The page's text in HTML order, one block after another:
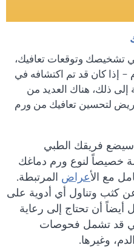
تشخيصك وتوقعات تعافيك،
إذا كان قد تم اكتشافه في
إلى ذلك، هناك العديد من
لتحسين تعافيك من ورم
سيضع فريقك الطبي
خصيصاً لنوع ورم دماغك
مع الأعراض المرتبطة.
كثب وتناول أي أدوية على
أن تحتاج إلى رعاية
قد تشمل فحوصات
وغيرها.